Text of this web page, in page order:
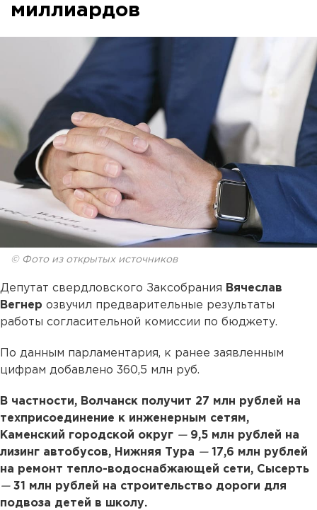
миллиардов
© Фото из открытых источников
Депутат свердловского Заксобрания Вячеслав
Вегнер озвучил предварительные результаты
работы согласительной комиссии по бюджету.
По данным парламентария, к ранее заявленным
цифрам добавлено 360,5 млн руб.
В частности, Волчанск получит 27 млн рублей на
техприсоединение к инженерным сетям,
Каменский городской округ —9,5 млн рублей на
лизинг автобусов, Нижняя Тура —17,6 млн рублей
на ремонт тепло-водоснабжающей сети, Сысерть
—31 млн рублей на строительство дороги для
подвоза детей в школу.